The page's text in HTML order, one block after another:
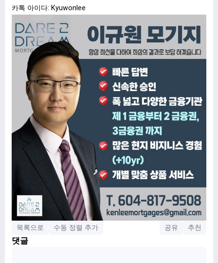
카톡 아이다: Kyuwonlee
목록으로 수동 정렬 추가 공유 추천
댓글